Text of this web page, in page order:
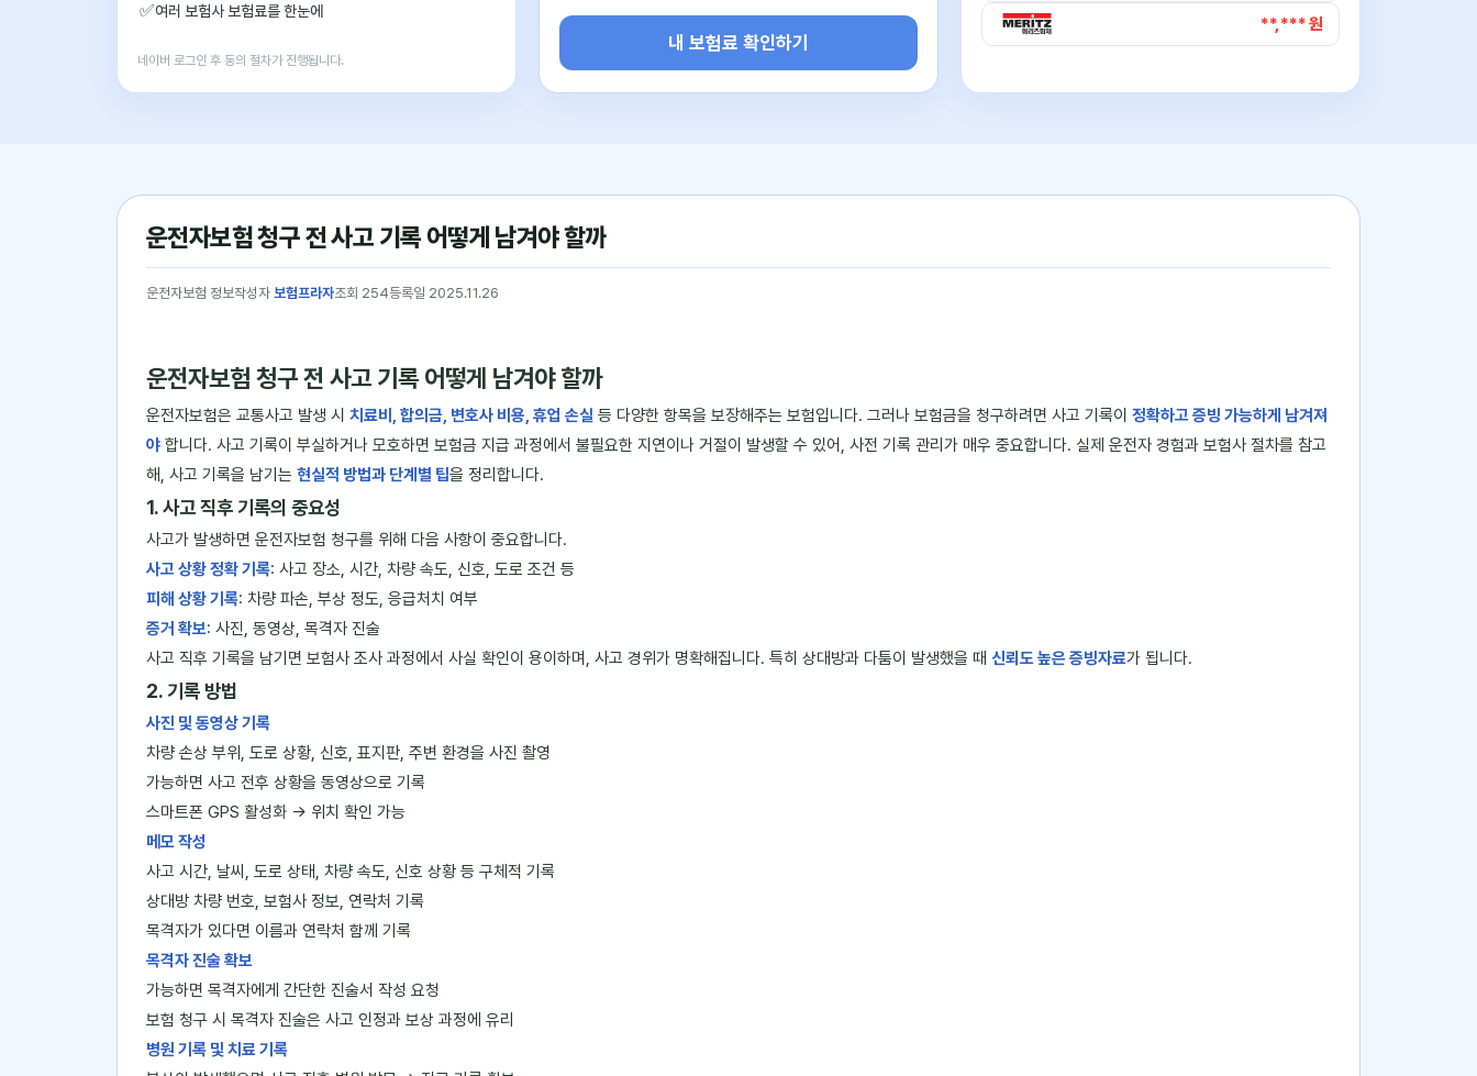
✅여러 보험사 보험료를 한눈에
네이버 로그인 후 동의 절차가 진행됩니다.
내 보험료 확인하기
**,*** 원
운전자보험 청구 전 사고 기록 어떻게 남겨야 할까
운전자보험 정보작성자 보험프라자조회 254등록일 2025.11.26
운전자보험 청구 전 사고 기록 어떻게 남겨야 할까
운전자보험은 교통사고 발생 시 치료비, 합의금, 변호사 비용, 휴업 손실 등 다양한 항목을 보장해주는 보험입니다. 그러나 보험금을 청구하려면 사고 기록이 정확하고 증빙 가능하게 남겨져
야 합니다. 사고 기록이 부실하거나 모호하면 보험금 지급 과정에서 불필요한 지연이나 거절이 발생할 수 있어, 사전 기록 관리가 매우 중요합니다. 실제 운전자 경험과 보험사 절차를 참고
해, 사고 기록을 남기는 현실적 방법과 단계별 팁을 정리합니다.
1. 사고 직후 기록의 중요성
사고가 발생하면 운전자보험 청구를 위해 다음 사항이 중요합니다.
사고 상황 정확 기록: 사고 장소, 시간, 차량 속도, 신호, 도로 조건 등
피해 상황 기록: 차량 파손, 부상 정도, 응급처치 여부
증거 확보: 사진, 동영상, 목격자 진술
사고 직후 기록을 남기면 보험사 조사 과정에서 사실 확인이 용이하며, 사고 경위가 명확해집니다. 특히 상대방과 다툼이 발생했을 때 신뢰도 높은 증빙자료가 됩니다.
2. 기록 방법
사진 및 동영상 기록
차량 손상 부위, 도로 상황, 신호, 표지판, 주변 환경을 사진 촬영
가능하면 사고 전후 상황을 동영상으로 기록
스마트폰 GPS 활성화 → 위치 확인 가능
메모 작성
사고 시간, 날씨, 도로 상태, 차량 속도, 신호 상황 등 구체적 기록
상대방 차량 번호, 보험사 정보, 연락처 기록
목격자가 있다면 이름과 연락처 함께 기록
목격자 진술 확보
가능하면 목격자에게 간단한 진술서 작성 요청
보험 청구 시 목격자 진술은 사고 인정과 보상 과정에 유리
병원 기록 및 치료 기록